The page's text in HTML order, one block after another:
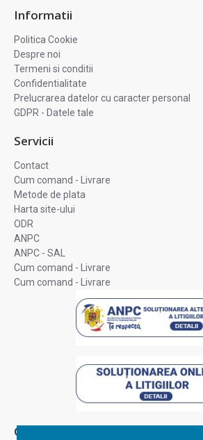
Informatii
Politica Cookie
Despre noi
Termeni si conditii
Confidentialitate
Prelucrarea datelor cu caracter personal
GDPR - Datele tale
Servicii
Contact
Cum comand - Livrare
Metode de plata
Harta site-ului
ODR
ANPC
ANPC - SAL
Cum comand - Livrare
Cum comand - Livrare
Contul Meu